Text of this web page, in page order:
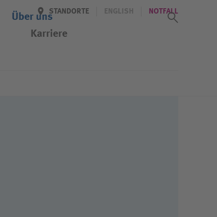
STANDORTE ENGLISH NOTFALL
Über uns
Karriere